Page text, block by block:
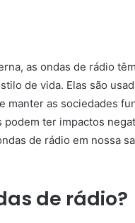
as ondas de rádio
de vida. Elas são
manter as sociedades
podem ter impactos
de rádio em nossa
de rádio?